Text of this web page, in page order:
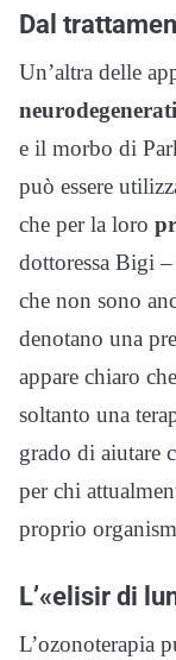
Dal
Un’altra delle
e il morbo di
può essere
che per la loro
dottoressa Bigi
che non sono
denotano una
appare chiaro
soltanto una
grado di aiutare
per chi
proprio
L’«elisir di
L’ozonoterapia